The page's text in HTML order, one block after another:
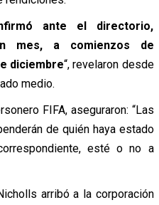
ante el directorio,
mes, a comienzos de
diciembre“, revelaron desde
medio.
FIFA, aseguraron: “Las
de quién haya estado
esté o no a
arribó a la corporación